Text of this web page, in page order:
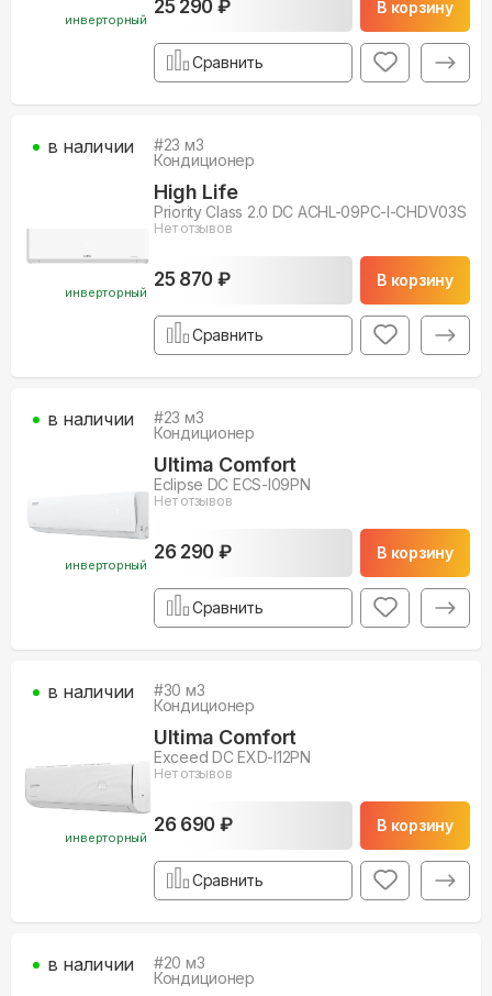
инверторный
25 290 ₽ В корзину
Сравнить
инверторный
#23 м3
Кондиционер
High Life
Priority Class 2.0 DC ACHL-09PС-I-CHDV03S
Нет отзывов
25 870 ₽ В корзину
в наличии
Сравнить
инверторный
#23 м3
Кондиционер
Ultima Comfort
Eclipse DC ECS-I09PN
Нет отзывов
26 290 ₽ В корзину
в наличии
Сравнить
инверторный
#30 м3
Кондиционер
Ultima Comfort
Exceed DC EXD-I12PN
Нет отзывов
26 690 ₽ В корзину
в наличии
Сравнить
#20 м3
Кондиционер
в наличии